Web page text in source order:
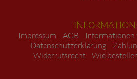
Impressum AGB
Informationen
Datenschutzerklärung
Widerrufsrecht
Wie